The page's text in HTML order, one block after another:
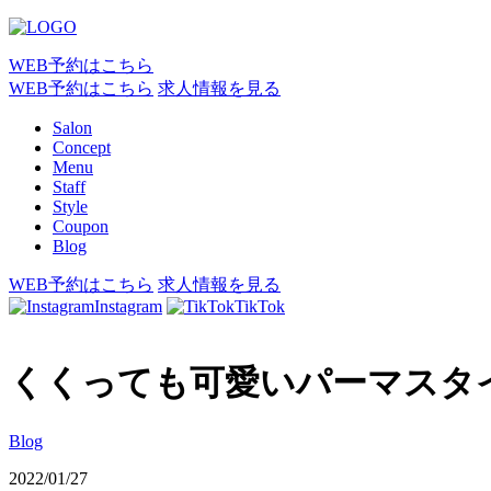
WEB予約はこちら
WEB予約はこちら 求人情報を見る
Salon
Concept
Menu
Staff
Style
Coupon
Blog
WEB予約はこちら 求人情報を見る
Instagram
TikTok
くくっても可愛いパーマスタ
Blog
2022/01/27